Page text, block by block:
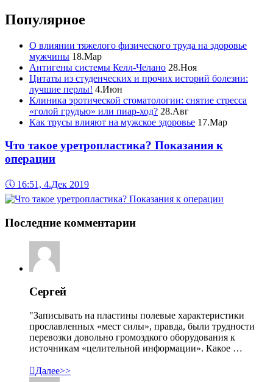
Популярное
О влиянии тяжелого физического труда на здоровье
мужчины 18.Мар
Антигены системы Келл-Челано 28.Ноя
Цитаты из студенческих и прочих историй болезни:
лучшие перлы! 4.Июн
Клиника эротической стоматологии: снятие стресса
«голой грудью» или пиар-ход? 28.Авг
Как трусы влияют на мужское здоровье 17.Мар
Что такое уретропластика? Показания к
операции
🕔 16:51, 4.Дек 2019
Последние комментарии
Сергей
"Записывать на пластины полевые характеристики
прославленных «мест силы», правда, были трудности
перевозки довольно громоздкого оборудования к
источникам «целительной информации». Какое …
Далее>>